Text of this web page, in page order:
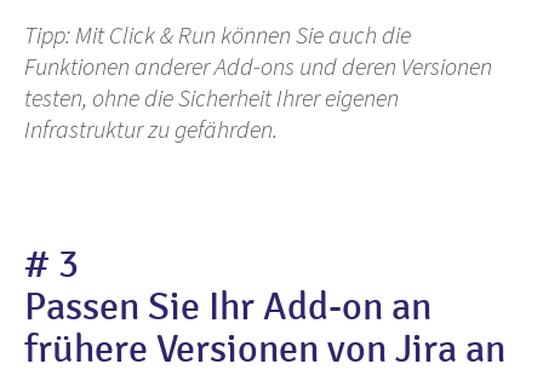
Tipp: Mit Click & Run können Sie auch die
Funktionen anderer Add-ons und deren Versionen
testen, ohne die Sicherheit Ihrer eigenen
Infrastruktur zu gefährden.
# 3
Passen Sie Ihr Add-on an
frühere Versionen von Jira an